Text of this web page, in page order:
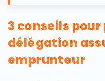
3 conseils
délégation
emprunteur